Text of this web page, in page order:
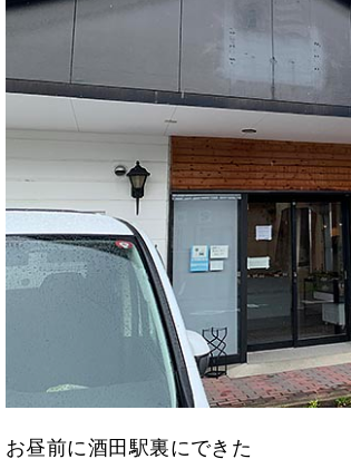
お昼前に酒田駅裏にできた